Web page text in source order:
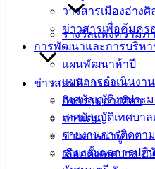
วารสารเมืองอ่างศิ
ข่าวสารเพื่อคุ้มคร
การพัฒนาและการบริหา
แผนพัฒนาห้าปี
แผนการดำเนินงาน
เทศบัญญัติงบประ
เทศบัญญัติเทศบาล
รายงานการติดตา
รายงานผลการปฏิ
รางวัลแห่งความภ
ข่าวสาร กิจกรรม
กิจกรรมอ่างศิลา
ข่าวเด่น
ข่าวสารน่ารู้
เลือกตั้งเทศบาล
ฟอร์ม,
เอกสาร
คู่มือ
สำหรับ
ประชาชน/
คู่มือการ
ปฏิบัติ
ข่าวสาร